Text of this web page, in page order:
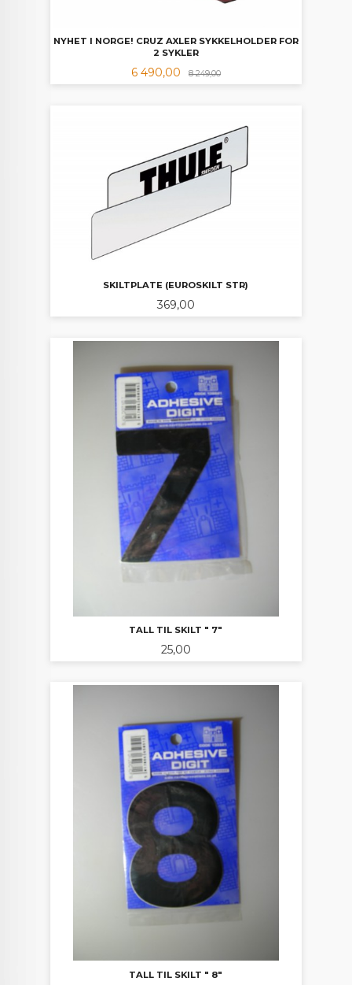
NYHET I NORGE! CRUZ AXLER SYKKELHOLDER FOR
2 SYKLER
Tilbud
6 490,00 8 249,00Rabatt
SKILTPLATE (EUROSKILT STR)
Pris
369,00
TALL TIL SKILT " 7"
Pris
25,00
TALL TIL SKILT " 8"